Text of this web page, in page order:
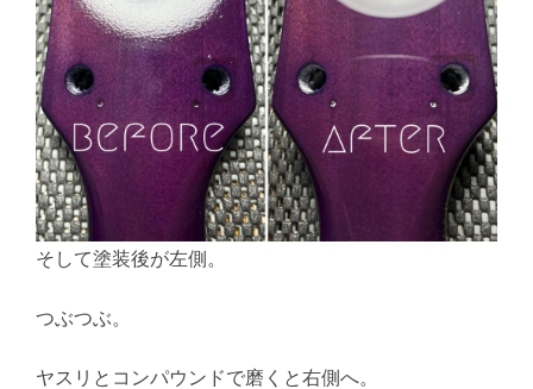
そして塗装後が左側。
つぶつぶ。
ヤスリとコンパウンドで磨くと右側へ。